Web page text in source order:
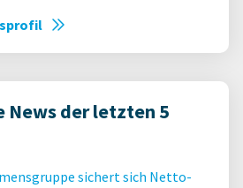
News der letzten 5
sichert sich Netto-